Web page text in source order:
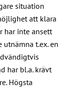
situation
att klara
har inte ansett
t.ex. en
har bl.a. krävt
Högsta